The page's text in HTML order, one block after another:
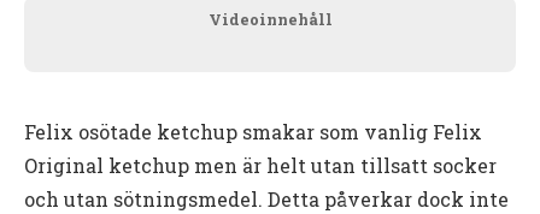
Videoinnehåll
Felix osötade ketchup smakar som vanlig Felix
Original ketchup men är helt utan tillsatt socker
och utan sötningsmedel. Detta påverkar dock inte